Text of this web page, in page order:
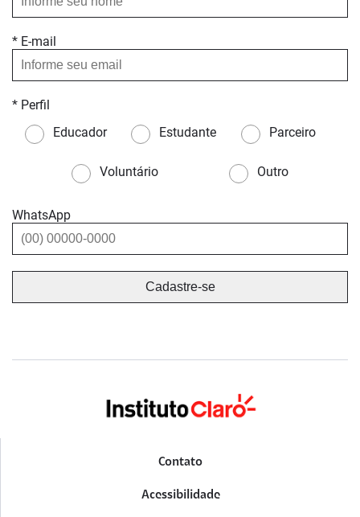
* E-mail
* Perfil
Educador
Estudante Parceiro
Voluntário Outro
WhatsApp
Contato
Acessibilidade